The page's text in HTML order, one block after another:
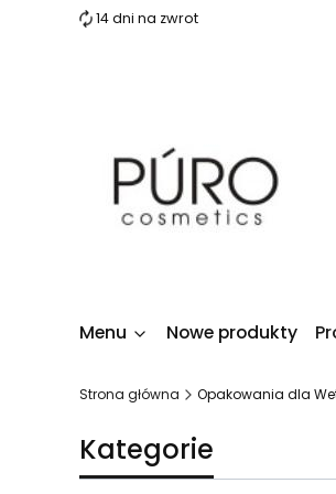
14 dni na zwrot
Menu Nowe produkty
Strona główna Opakowania dla
Kategorie